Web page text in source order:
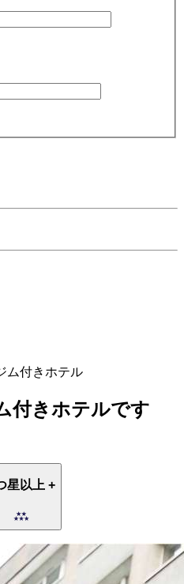
ム付きホテル
付きホテルです
星以上 +